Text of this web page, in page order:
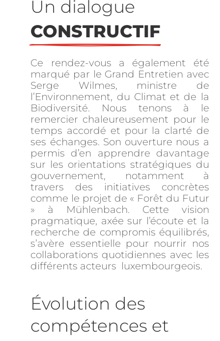
Un dialogue
CONSTRUCTIF
Ce rendez-vous a également été
marqué par le Grand Entretien avec
Serge Wilmes, ministre de
l’Environnement, du Climat et de la
Biodiversité. Nous tenons à le
remercier chaleureusement pour le
temps accordé et pour la clarté de
ses échanges. Son ouverture nous a
permis d’en apprendre davantage
sur les orientations stratégiques du
gouvernement, notamment à
travers des initiatives concrètes
comme le projet de « Forêt du Futur
» à Mühlenbach. Cette vision
pragmatique, axée sur l’écoute et la
recherche de compromis équilibrés,
s’avère essentielle pour nourrir nos
collaborations quotidiennes avec les
différents acteurs luxembourgeois.
Évolution des
compétences et